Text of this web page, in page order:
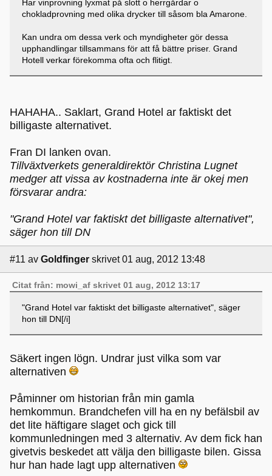
Har vinprovning lyxmat på slott o herrgårdar o
chokladprovning med olika drycker till såsom bla Amarone.
Kan undra om dessa verk och myndigheter gör dessa
upphandlingar tillsammans för att få bättre priser. Grand
Hotell verkar förekomma ofta och flitigt.
HAHAHA.. Saklart, Grand Hotel ar faktiskt det
billigaste alternativet.
Fran DI lanken ovan.
Tillväxtverkets generaldirektör Christina Lugnet
medger att vissa av kostnaderna inte är okej men
försvarar andra:
"Grand Hotel var faktiskt det billigaste alternativet",
säger hon till DN
#11 av Goldfinger skrivet 01 aug, 2012 13:48
Citat från: mowi_af skrivet 01 aug, 2012 13:17
"Grand Hotel var faktiskt det billigaste alternativet", säger
hon till DN[/i]
Säkert ingen lögn. Undrar just vilka som var
alternativen
Påminner om historian från min gamla
hemkommun. Brandchefen vill ha en ny befälsbil av
det lite häftigare slaget och gick till
kommunledningen med 3 alternativ. Av dem fick han
givetvis beskedet att välja den billigaste bilen. Gissa
hur han hade lagt upp alternativen